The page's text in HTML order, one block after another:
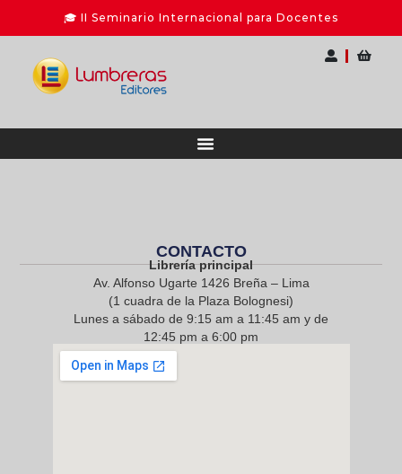
🎓 II Seminario Internacional para Docentes
CONTACTO
Librería principal
Av. Alfonso Ugarte 1426 Breña – Lima
(1 cuadra de la Plaza Bolognesi)
Lunes a sábado de 9:15 am a 11:45 am y de
12:45 pm a 6:00 pm
968 217 912